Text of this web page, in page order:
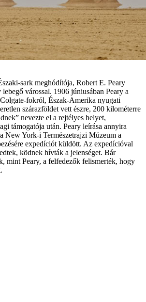
sark meghódítója, Robert E. Peary
várossal. 1906 júniusában Peary a
fokról, Észak-Amerika nyugati
szárazföldet vett észre, 200 kilométerre
nevezte el a rejtélyes helyet,
támogatója után. Peary leírása annyira
New York-i Természetrajzi Múzeum a
expedíciót küldött. Az expedícióval
ködnek hívták a jelenséget. Bár
mint Peary, a felfedezők felismerték, hogy